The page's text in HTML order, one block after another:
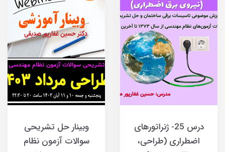
درس 25- ژنراتورهای
اضطراری (طراحی،
وبینار حل تشریحی
سوالات آزمون نظام